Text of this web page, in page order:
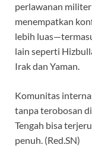
perlawanan
menempatkan
lebih
lain seperti
Irak dan Yaman.
Komunitas
tanpa terobosan
Tengah bisa
penuh. (Red.SN)